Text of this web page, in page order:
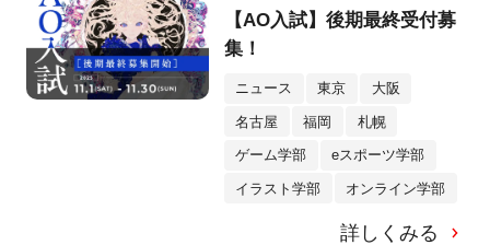
【AO入試】後期最終受付募
集！
ニュース 東京 大阪
名古屋 福岡 札幌
ゲーム学部 eスポーツ学部
イラスト学部 オンライン学部
詳しくみる